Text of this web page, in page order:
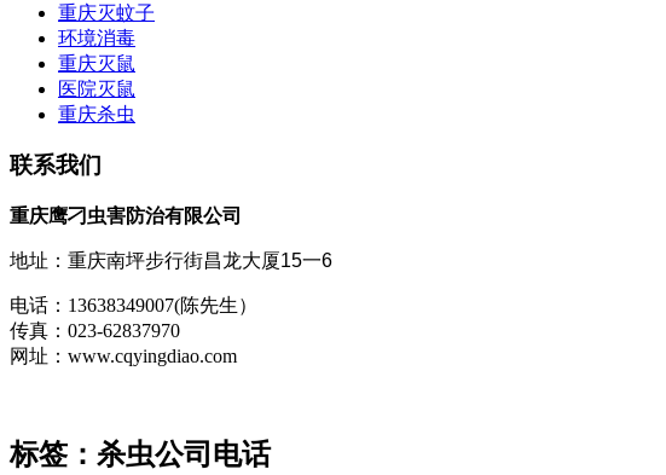
重庆灭蚊子
环境消毒
重庆灭鼠
医院灭鼠
重庆杀虫
联系我们
重庆鹰刁虫害防治有限公司
地址： 重庆南坪步行街昌龙大厦15一6
电话：13638349007(陈先生）
传真：023-62837970
网址：www.cqyingdiao.com
标签：杀虫公司电话